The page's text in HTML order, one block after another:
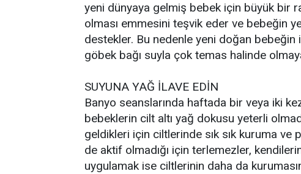
yeni dünyaya gelmiş bebek için büyük bir
olması emmesini teşvik eder ve bebeğin
destekler. Bu nedenle yeni doğan
göbek bağı suyla çok temas halinde
SUYUNA YAĞ İLAVE EDİN
Banyo seanslarında haftada bir veya iki
bebeklerin cilt altı yağ dokusu yeterli
geldikleri için ciltlerinde sık sık kuruma ve
de aktif olmadığı için terlemezler,
uygulamak ise ciltlerinin daha da